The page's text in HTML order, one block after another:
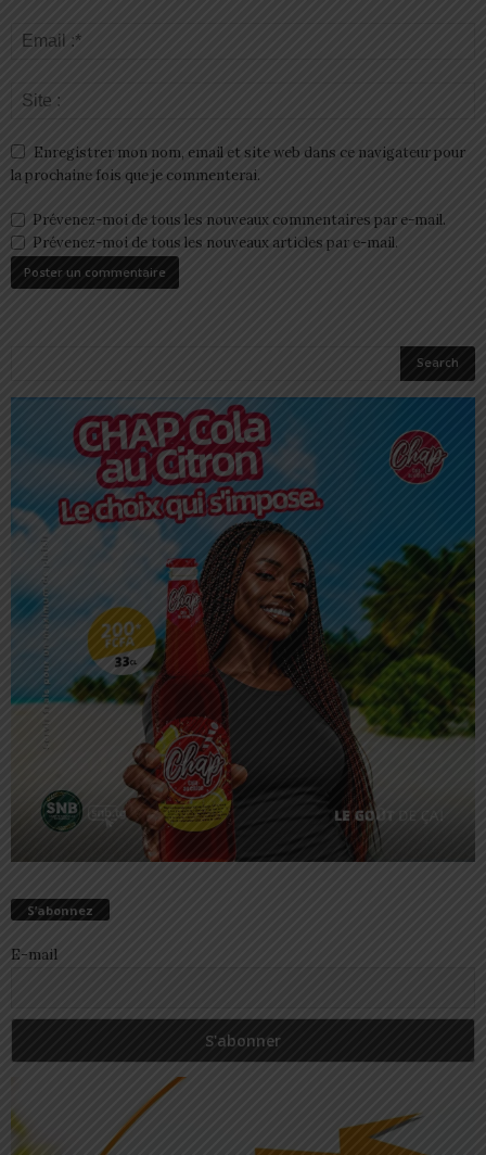
Enregistrer mon nom, email et site web dans ce navigateur pour
la prochaine fois que je commenterai.
Prévenez-moi de tous les nouveaux commentaires par e-mail.
Prévenez-moi de tous les nouveaux articles par e-mail.
S’abonnez
E-mail